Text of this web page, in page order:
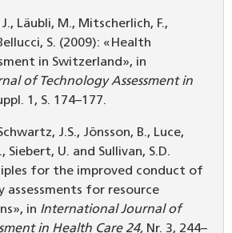
Läubli, M., Mitscherlich, F.,
S. (2009): «Health
in Switzerland», in
of Technology Assessment in
1, S. 174–177.
J.S., Jönsson, B., Luce,
Siebert, U. and Sullivan, S.D.
for the improved conduct of
assessments for resource
in International Journal of
in Health Care 24, Nr. 3, 244–